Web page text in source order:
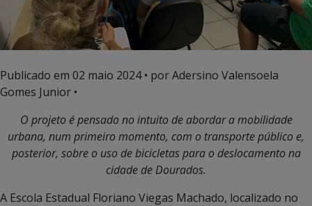
Publicado em 02 maio 2024• por Adersino Valensoela
Gomes Junior •
O projeto é pensado no intuito de abordar a mobilidade
urbana, num primeiro momento, com o transporte público e,
posterior, sobre o uso de bicicletas para o deslocamento na
cidade de Dourados.
A Escola Estadual Floriano Viegas Machado, localizado no